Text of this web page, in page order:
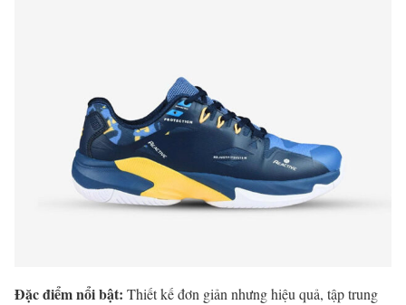
Đặc điểm nổi bật: Thiết kế đơn giản nhưng hiệu quả, tập trung